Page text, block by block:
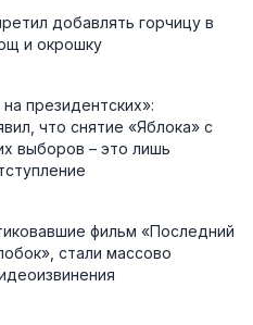
добавлять горчицу в
и окрошку
президентских»:
что снятие «Яблока» с
выборов – это лишь
фильм «Последний
стали массово